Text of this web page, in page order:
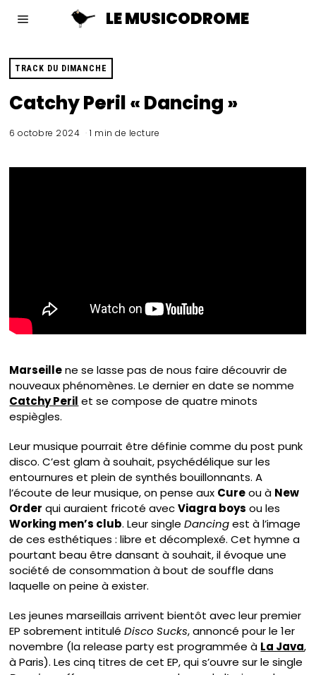
LE MUSICODROME
TRACK DU DIMANCHE
Catchy Peril « Dancing »
6 octobre 2024 1 min de lecture
Marseillene se lasse pas de nous faire découvrir de
nouveaux phénomènes. Le dernier en date se nomme
Catchy Peril et se compose de quatre minots
espiègles.
Leur musique pourrait être définie comme du post punk
disco. C’est glam à souhait, psychédélique sur les
entournures et plein de synthés bouillonnants. A
l’écoute de leur musique, on pense aux Cureou à New
Order qui auraient fricoté avecViagra boys ou les
Working men’s club. Leur singleDancingest à l’image
de ces esthétiques : libre et décomplexé. Cet hymne a
pourtant beau être dansant à souhait, il évoque une
société de consommation à bout de souffle dans
laquelle on peine à exister.
Les jeunes marseillais arrivent bientôt avec leur premier
EP sobrement intituléDisco Sucks, annoncé pour le 1er
novembre (la release party est programmée à La Java,
à Paris). Les cinq titres de cet EP, qui s’ouvre sur le single